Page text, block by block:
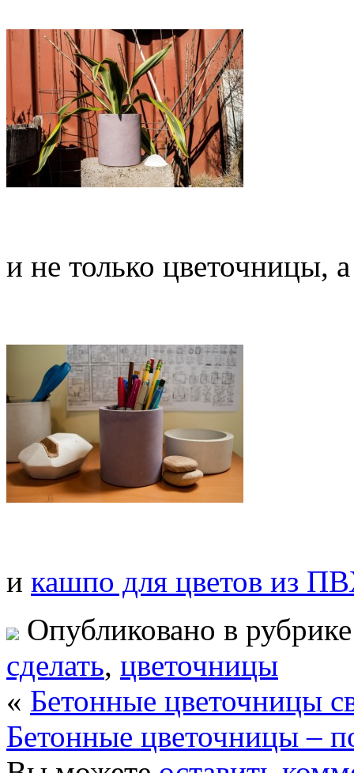
и не только цветочницы,
и кашпо для цветов из
Опубликовано в
сделать, цветочницы
« Бетонные цветочницы
Бетонные цветочницы –